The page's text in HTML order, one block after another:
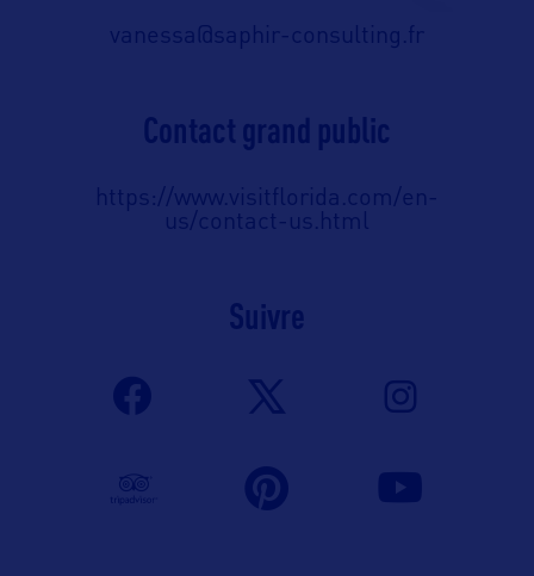
vanessa@saphir-consulting.fr
Contact grand public
https://www.visitflorida.com/en-
us/contact-us.html
Suivre